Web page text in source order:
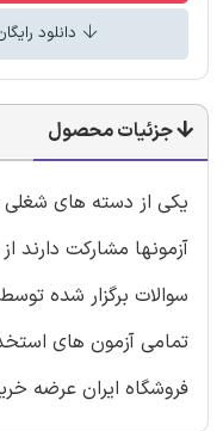
دانلود
جزئیات محصول
یکی از دسته های
آزمونها مشارکت دارند
سوالات برگزار شده
تمامی آزمون های
فروشگاه ایران عرضه